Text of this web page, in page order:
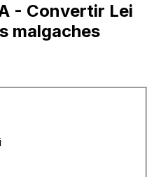
- Convertir Lei
malgaches